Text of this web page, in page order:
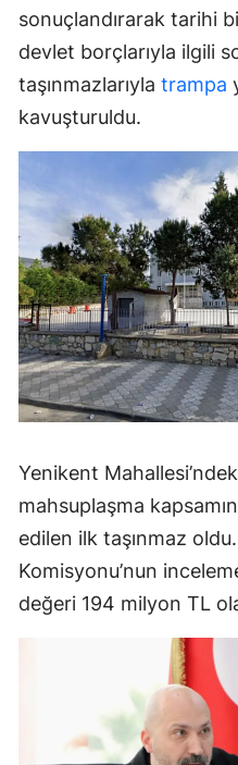
sonuçlandırarak tarihi
devlet borçlarıyla ilgili
taşınmazlarıyla trampa
kavuşturuldu.
Yenikent
mahsuplaşma
edilen ilk taşınmaz
Komisyonu’nun
değeri 194 milyon TL